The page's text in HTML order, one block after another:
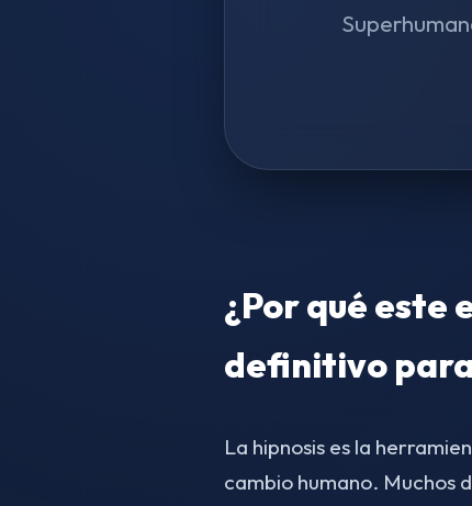
¿Por qué este
definitivo
La hipnosis es la
cambio humano. Muchos